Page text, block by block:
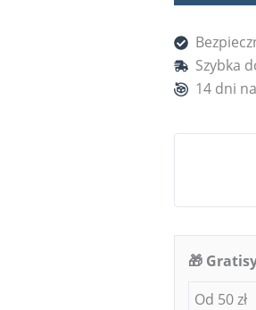
Szybka
14 dni
🎁
Od 50 zł